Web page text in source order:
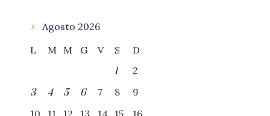
Agosto 2026
L
M M G V S
D
1
2
3
4 5 6 7 8
9
10
11 12 13 14 15
16